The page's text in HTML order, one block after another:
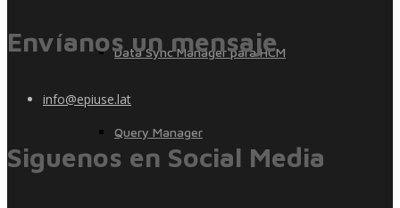
Data Sync Manager para HCM
Query Manager
Envíanos un mensaje
info@epiuse.lat
Siguenos en Social Media